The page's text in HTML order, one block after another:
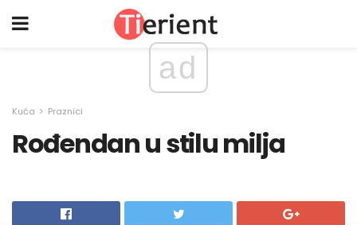
ad
Kuća Praznici
Rođendan u stilu milja